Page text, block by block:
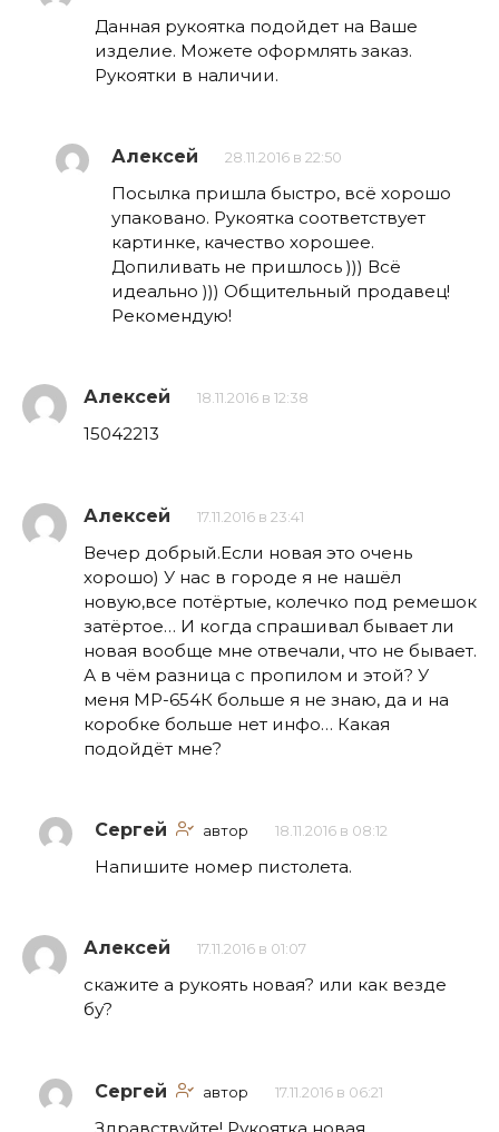
Данная рукоятка подойдет на Ваше
изделие. Можете оформлять заказ.
Рукоятки в наличии.
Алексей 28.11.2016 в 22:50
Посылка пришла быстро, всё хорошо
упаковано. Рукоятка соответствует
картинке, качество хорошее.
Допиливать не пришлось ))) Всё
идеально ))) Общительный продавец!
Рекомендую!
Алексей 18.11.2016 в 12:38
15042213
Алексей 17.11.2016 в 23:41
Вечер добрый.Если новая это очень
хорошо) У нас в городе я не нашёл
новую,все потёртые, колечко под ремешок
затёртое… И когда спрашивал бывает ли
новая вообще мне отвечали, что не бывает.
А в чём разница с пропилом и этой? У
меня МР-654К больше я не знаю, да и на
коробке больше нет инфо… Какая
подойдёт мне?
Сергей автор 18.11.2016 в 08:12
Напишите номер пистолета.
Алексей 17.11.2016 в 01:07
скажите а рукоять новая? или как везде
бу?
Сергей автор 17.11.2016 в 06:21